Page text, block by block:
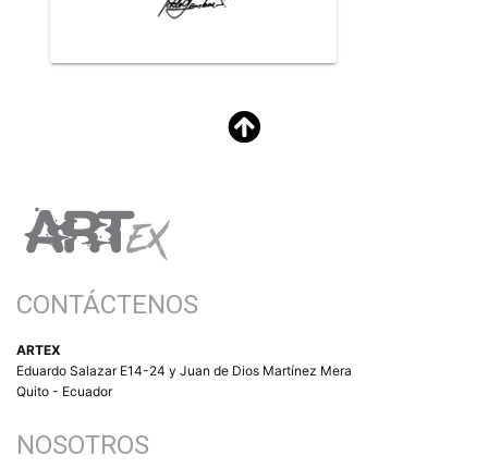
CONTÁCTENOS
ARTEX
Eduardo Salazar E14-24 y Juan de Dios Martínez Mera
Quito - Ecuador
NOSOTROS